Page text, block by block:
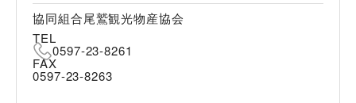
協同組合尾鷲観光物産協会
TEL
0597-23-8261
FAX
0597-23-8263